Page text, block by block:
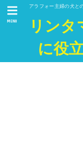
アラフォー主婦の犬と
リンタ
に役
MENU